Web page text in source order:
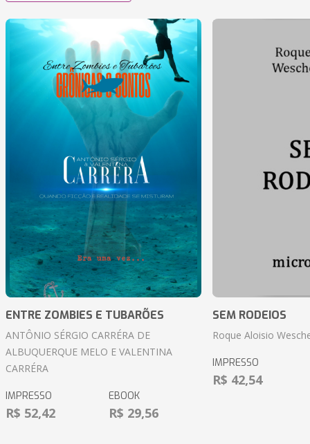
ENTRE ZOMBIES E TUBARÕES
ANTÔNIO SÉRGIO CARRÉRA DE
ALBUQUERQUE MELO E VALENTINA
CARRÉRA
IMPRESSO
R$ 52,42
EBOOK
R$ 29,56
SEM RODEIOS
Roque Aloisio
IMPRESSO
R$ 42,54